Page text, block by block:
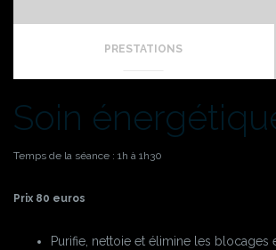
PRESTATIONS
Soin
Temps de la séance : 1h à 1h30
Prix 80 euros
Purifie, nettoie et élimine les blocages